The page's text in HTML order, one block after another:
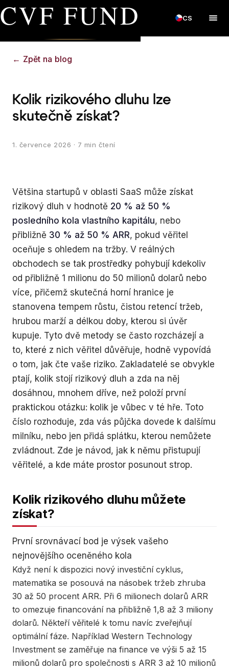
CVF FUND CS
← Zpět na blog
Kolik rizikového dluhu lze
skutečně získat?
1. července 2026 · 7 min čtení
Většina startupů v oblasti SaaS může získat
rizikový dluh v hodnotě 20 % až 50 %
posledního kola vlastního kapitálu, nebo
přibližně 30 % až 50 % ARR, pokud věřitel
oceňuje s ohledem na tržby. V reálných
obchodech se tak prostředky pohybují kdekoliv
od přibližně 1 milionu do 50 milionů dolarů nebo
více, přičemž skutečná horní hranice je
stanovena tempem růstu, čistou retencí tržeb,
hrubou marží a délkou doby, kterou si úvěr
kupuje. Tyto dvě metody se často rozcházejí a
to, které z nich věřitel důvěřuje, hodně vypovídá
o tom, jak čte vaše riziko. Zakladatelé se obvykle
ptají, kolik stojí rizikový dluh a zda na něj
dosáhnou, mnohem dříve, než položí první
praktickou otázku: kolik je vůbec v té hře. Toto
číslo rozhoduje, zda vás půjčka dovede k dalšímu
milníku, nebo jen přidá splátku, kterou nemůžete
zvládnout. Zde je návod, jak k němu přistupují
věřitelé, a kde máte prostor posunout strop.
Kolik rizikového dluhu můžete
získat?
První srovnávací bod je výsek vašeho
nejnovějšího oceněného kola
Když není k dispozici nový investiční cyklus,
matematika se posouvá na násobek tržeb zhruba
30 až 50 procent ARR. Při 6 milionech dolarů ARR
to omezuje financování na přibližně 1,8 až 3 miliony
dolarů. Někteří věřitelé k tomu navíc zveřejňují
optimální fáze. Například Western Technology
Investment se zaměřuje na finance ve výši 5 až 15
milionů dolarů pro společnosti s ARR 3 až 10 milionů